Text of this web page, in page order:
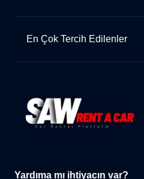
En Çok Tercih Edilenler
Yardıma mı ihtiyacın var?